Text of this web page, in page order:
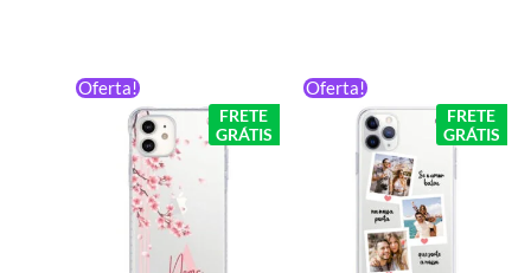
Oferta!
FRETE
GRÁTIS
original
era:
R$ 59,90.
preço
atual
é:
Oferta!
FRETE
GRÁTIS
original
era:
R$ 59,90.
preço
atual
é: